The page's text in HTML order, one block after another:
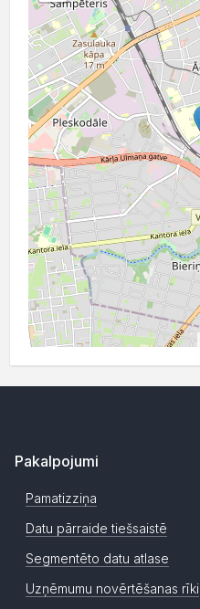
Pakalpojumi
Pamatizziņa
Datu pārraide tiešsaistē
Segmentēto datu atlase
Uzņēmumu novērtēšanas rīki